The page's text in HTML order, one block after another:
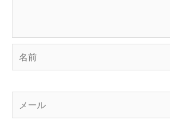
前
ー